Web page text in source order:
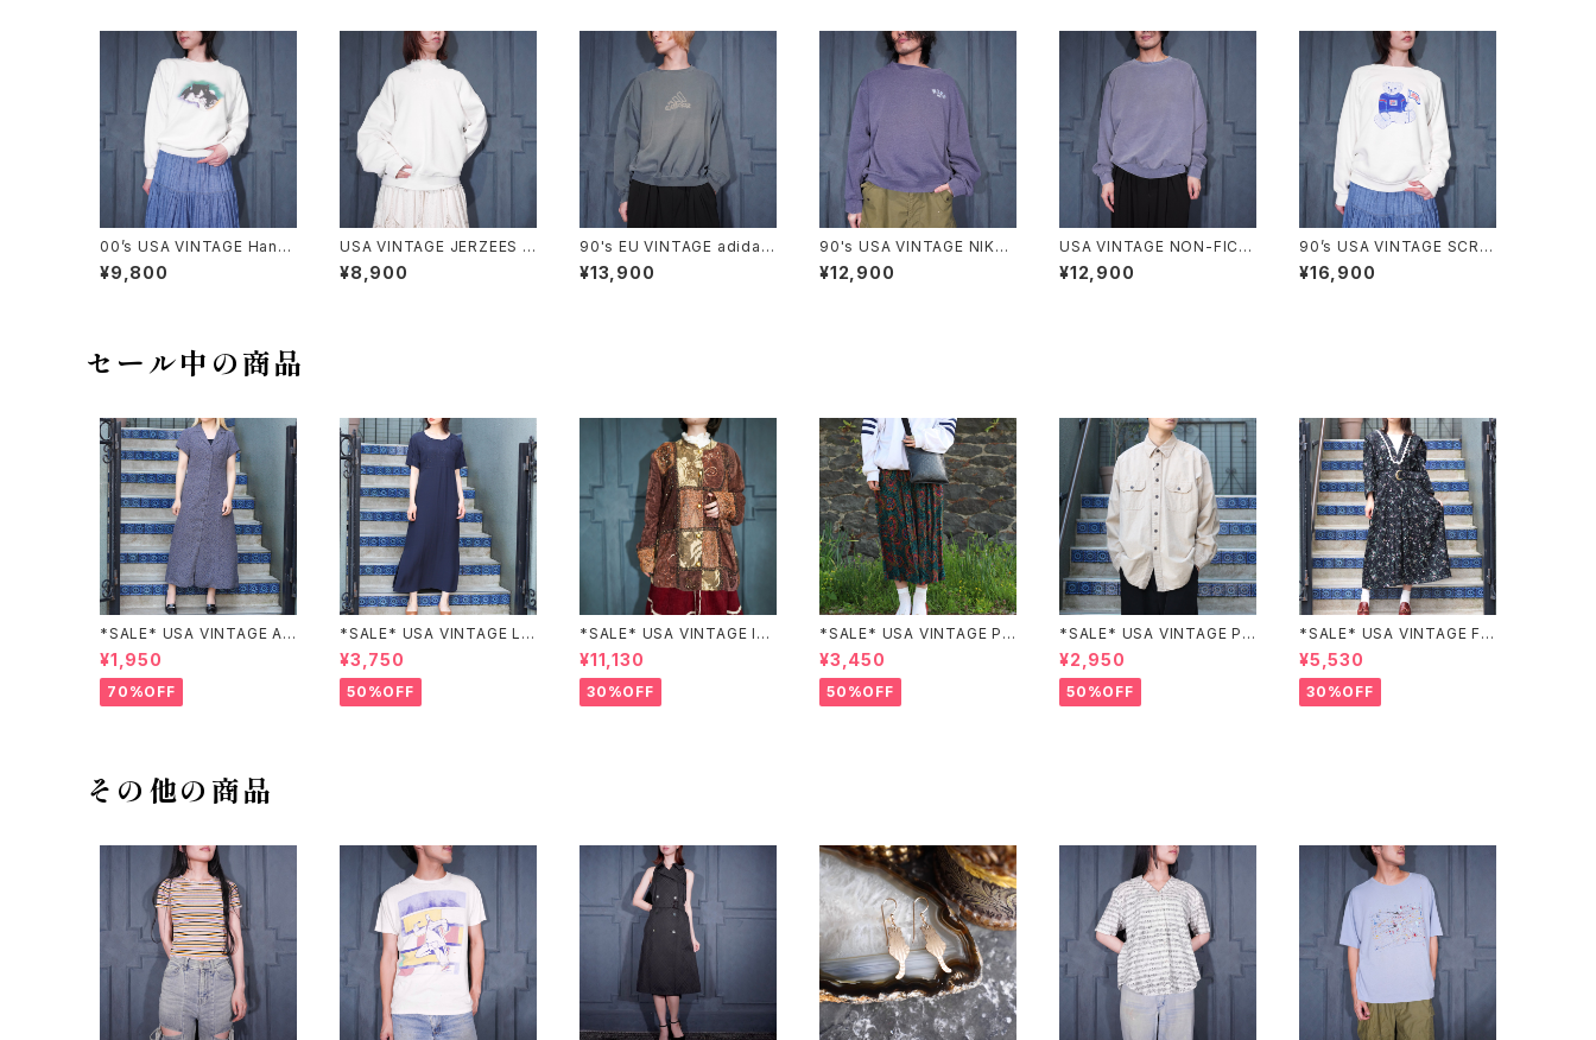
00’s USA VINTAGE Hane
s COMFORT BLEND CAT
PRINT DESIGN SWEAT S
¥9,800
USA VINTAGE JERZEES S
UPER SWEATS LACE FRIL
L DESIGN SWEAT SHIRT/
¥8,900
90's EU VINTAGE adidas
LOGO EMBROIDERY FAD
ED DESIGN SWEAT SHIR
¥13,900
90's USA VINTAGE NIKE
LOGO EMBROIDERY FAD
ED DESIGN SWEAT SHIR
¥12,900
USA VINTAGE NON-FICTI
ON CANADIAN CLASSIC F
ADED DESIGN PLANE SW
¥12,900
90’s USA VINTAGE SCRE
EN STARS PEPSI BEAR D
OUBLE SIDED PRINT DES
¥16,900
セール中の商品
*SALE* USA VINTAGE AN
NEX HALF SLEEVE FLOW
ER PATTERNED ONE PIEC
E/アメリカ古着半袖花柄ワン
ピース
¥1,950
70%OFF
*SALE* USA VINTAGE LIZ
claiborne EMBROIDERY
DESIGN NAVY ONE PIEC
E/アメリカ古着刺繍デザイン
ネイビーワンピース
¥3,750
50%OFF
*SALE* USA VINTAGE Ind
igo moon PATCHWORK E
MBROIDERY DESIGN JAC
KET/アメリカ古着パッチワー
ク刺繍ジャケット
¥11,130
30%OFF
*SALE* USA VINTAGE PAI
SLEY PATTERNED DESIG
N SKIRT/アメリカ古着ペイズ
リー柄デザインスカート
¥3,450
50%OFF
*SALE* USA VINTAGE PO
CKET DESIGN SHIRT/アメ
リカ古着ポケットデザインシャ
ツ
¥2,950
50%OFF
*SALE* USA VINTAGE FL
OWER PATTERNED LACE
COLLAR BELTED ONE PIE
CE/アメリカ古着花柄レース
襟ベルテッドワンピース
¥5,530
30%OFF
その他の商品